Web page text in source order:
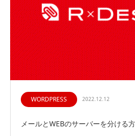
WORDPRESS 2022.12.12
メールとWEBのサーバーを分ける